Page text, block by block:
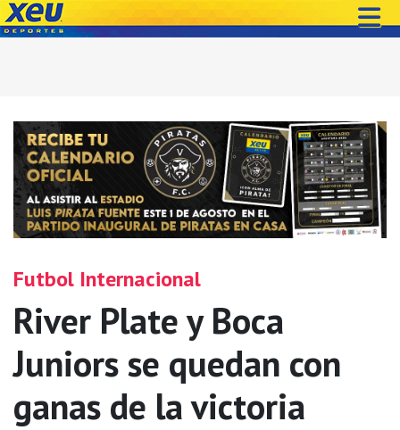
Futbol Internacional
River Plate y Boca
Juniors se quedan con
ganas de la victoria